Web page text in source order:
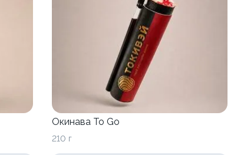
Окинава To Go
210 г